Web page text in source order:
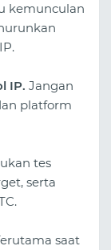
kemunculan
IP. Jangan
platform
tes
serta
saat